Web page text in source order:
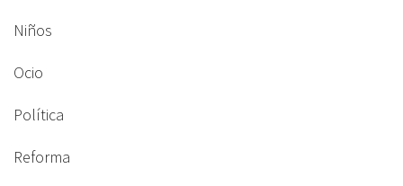
Niños
Ocio
Política
Reforma